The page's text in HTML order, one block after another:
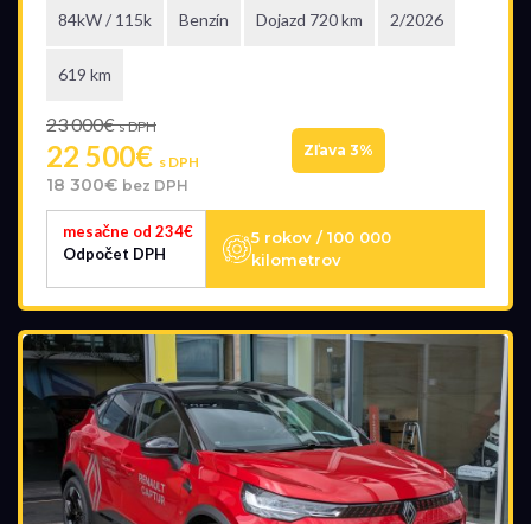
84kW / 115k Benzín Dojazd 720 km 2/2026
619 km
23 000€s DPH
22 500€ s DPH
18 300€ bez DPH
Zľava 3%
mesačne od 234€
Odpočet DPH
5 rokov / 100 000
kilometrov